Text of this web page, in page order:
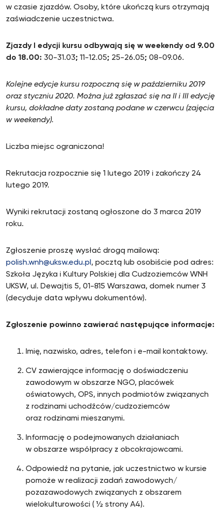
w czasie zjazdów. Osoby, które ukończą kurs otrzymają
zaświadczenie uczestnictwa.
Zjazdy I edycji kursu odbywają się w weekendy od 9.00
do 18.00: 30-31.03; 11-12.05; 25-26.05; 08-09.06.
Kolejne edycje kursu rozpoczną się w październiku 2019
oraz styczniu 2020. Można już zgłaszać się na II i III edycję
kursu, dokładne daty zostaną podane w czerwcu (zajęcia
w weekendy).
Liczba miejsc ograniczona!
Rekrutacja rozpocznie się 1 lutego 2019 i zakończy 24
lutego 2019.
Wyniki rekrutacji zostaną ogłoszone do 3 marca 2019
roku.
Zgłoszenie proszę wysłać drogą mailową:
polish.wnh@uksw.edu.pl , pocztą lub osobiście pod adres:
Szkoła Języka i Kultury Polskiej dla Cudzoziemców WNH
UKSW, ul. Dewajtis 5, 01-815 Warszawa, domek numer 3
(decyduje data wpływu dokumentów).
Zgłoszenie powinno zawierać następujące informacje:
Imię, nazwisko, adres, telefon i e-mail kontaktowy.
CV zawierające informację o doświadczeniu
zawodowym w obszarze NGO, placówek
oświatowych, OPS, innych podmiotów związanych
z rodzinami uchodźców/cudzoziemców
oraz rodzinami mieszanymi.
Informację o podejmowanych działaniach
w obszarze współpracy z obcokrajowcami.
Odpowiedź na pytanie, jak uczestnictwo w kursie
pomoże w realizacji zadań zawodowych/
pozazawodowych związanych z obszarem
wielokulturowości ( ½ strony A4).